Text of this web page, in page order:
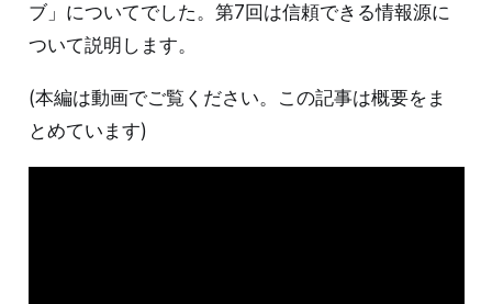
ブ」についてでした。第7回は信頼できる情報源に
ついて説明します。
(本編は動画でご覧ください。この記事は概要をま
とめています)